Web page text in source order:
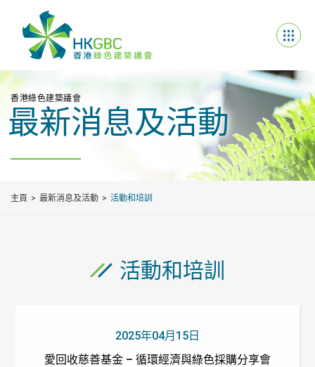
香港綠色建築議會
最新消息及活動
主頁 最新消息及活動 活動和培訓
活動和培訓
2025年04月15日
愛回收慈善基金 – 循環經濟與綠色採購分享會